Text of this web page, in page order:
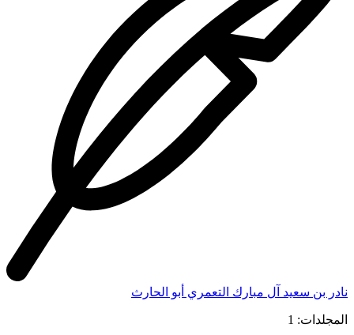
نادر بن سعيد آل مبارك التعمري أبو الحارث
المجلدات: 1